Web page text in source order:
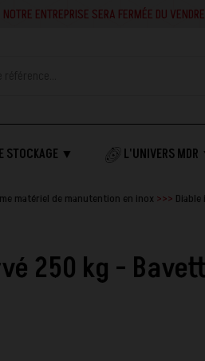
ENTREPRISE SERA FERMÉE DU
STOCKAGE ▼ L'UNIVERS
matériel de manutention en inox
250 kg -